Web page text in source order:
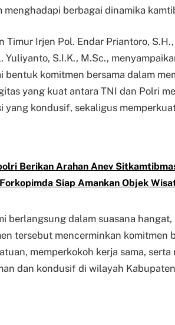
menghadapi berbagai dinamika
Timur Irjen Pol. Endar Priantoro,
Yuliyanto, S.I.K., M.Sc.,
bentuk komitmen bersama dalam
yang kuat antara TNI dan Polri
yang kondusif, sekaligus
Berikan Arahan Anev
Siap Amankan Objek
berlangsung dalam suasana
tersebut mencerminkan komitmen
memperkokoh kerja sama,
dan kondusif di wilayah